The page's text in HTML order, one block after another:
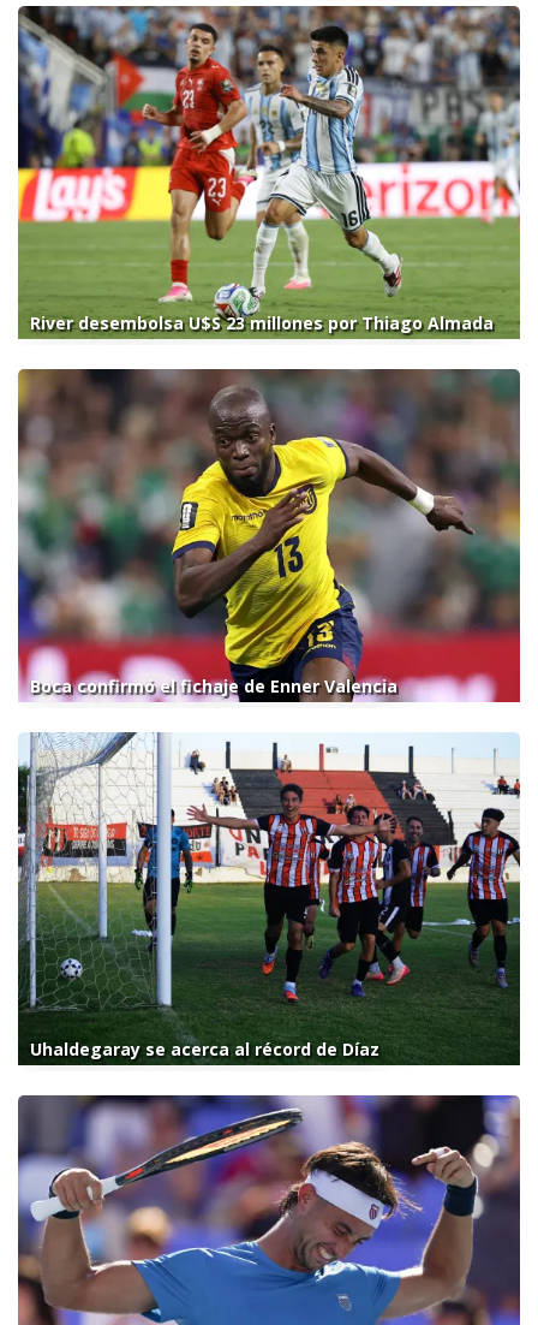
River desembolsa U$S 23 millones por Thiago Almada
Boca confirmó el fichaje de Enner Valencia
Uhaldegaray se acerca al récord de Díaz